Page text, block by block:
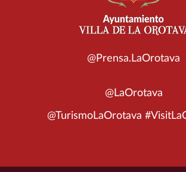
@Prensa.LaOrotava
@LaOrotava
@TurismoLaOrotava